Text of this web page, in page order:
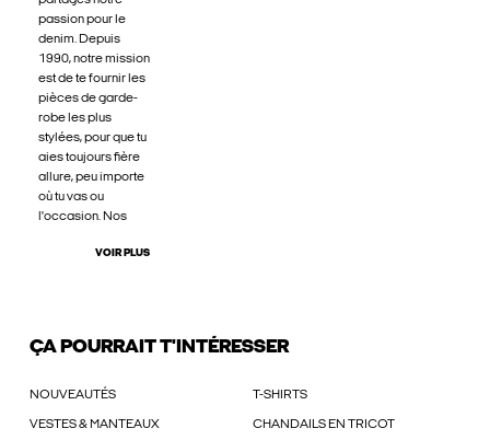
passion pour le
denim. Depuis
1990, notre mission
est de te fournir les
pièces de garde-
robe les plus
stylées, pour que tu
aies toujours fière
allure, peu importe
où tu vas ou
l'occasion. Nos
VOIR PLUS
ÇA POURRAIT T'INTÉRESSER
NOUVEAUTÉS T-SHIRTS
VESTES & MANTEAUX CHANDAILS EN TRICOT